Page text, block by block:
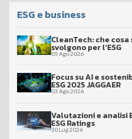
ESG e business
CleanTech: che
svolgono per l’ESG
05 Ago 2026
Focus su AI e
ESG 2025 JAGGAER
03 Ago 2026
Valutazioni e analisi
ESG Ratings
30 Lug 2026